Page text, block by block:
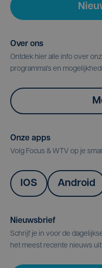
Over ons
Ontdek hier alle info over
programma's en
Onze apps
Volg Focus & WTV op je
IOS Android
Nieuwsbrief
Schrijf je in voor de
het meest recente nieuws